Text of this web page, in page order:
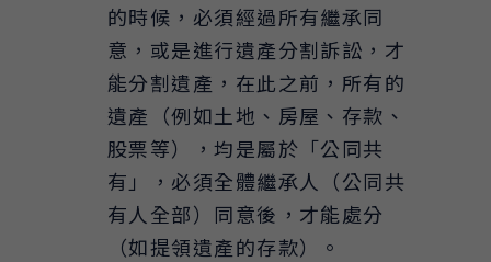
的時候，必須經過所有繼承同
意，或是進行遺產分割訴訟，才
能分割遺產，在此之前，所有的
遺產（例如土地、房屋、存款、
股票等），均是屬於「公同共
有」，必須全體繼承人（公同共
有人全部）同意後，才能處分
（如提領遺產的存款）。